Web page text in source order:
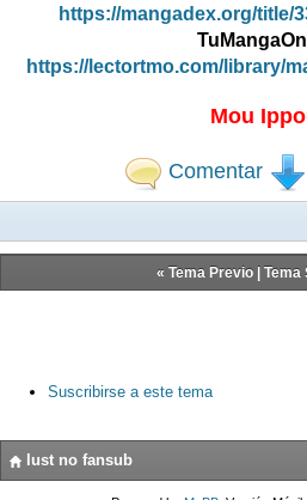
https://mangadex.org/title/
https://lectortmo.com/library/
Mou
Comentar
« Tema Previo| Tema
Suscribirse a este tema
lust no fansub